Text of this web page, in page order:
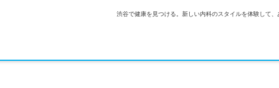
渋谷で健康を見つける。新しい内科のスタイルを体験して、